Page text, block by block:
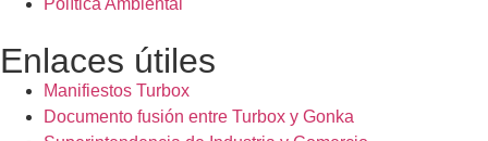
Política Ambiental
Enlaces útiles
Manifiestos Turbox
Documento fusión entre Turbox y Gonka